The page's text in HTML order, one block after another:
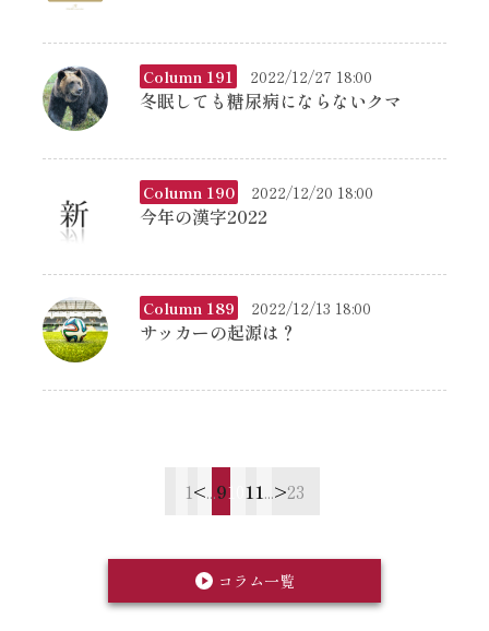
Column 191 2022/12/27 18:00
冬眠しても糖尿病にならないクマ
Column 190 2022/12/20 18:00
今年の漢字2022
Column 189 2022/12/13 18:00
サッカーの起源は？
1<...910 11...>23
コラム一覧